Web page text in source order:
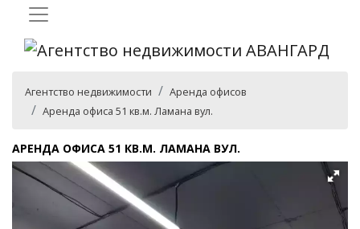
Агентство недвижимости
Аренда офисов
Аренда офиса 51 кв.м. Ламана вул.
АРЕНДА ОФИСА 51 КВ.М. ЛАМАНА ВУЛ.